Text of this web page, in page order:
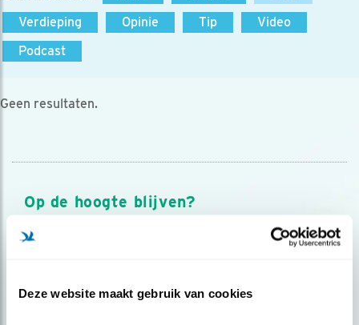
Deze website maakt gebruik van cookies
Verdieping
Opinie Tip
Video
Podcast
Geen resultaten.
Op de hoogte blijven?
Meld je aan en ontvang nieuws, inspiratie, acties en tips
over vogels en activiteiten van Vogelbescherming.